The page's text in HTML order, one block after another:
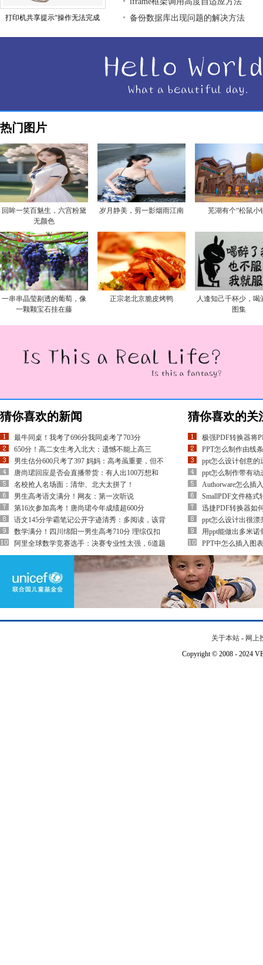
打印机共享提示“操作无法完成
备份数据库出现问题的解决方法
热门图片
回眸一笑百魅生，六宫粉黛
无颜色
岁月静美，剪一影烟雨江南 芜湖有个“松鼠小
一串串晶莹剔透的葡萄，像
一颗颗宝石挂在藤
正宗老北京脆皮烤鸭
人逢知己千杯少，喝
图集
猜你喜欢的新闻
最牛同桌！我考了696分我同桌考了703分
650分！高二女生考入北大：遗憾不能上高三
男生估分600只考了397 妈妈：高考虽重要，但不
唐尚珺回应是否会直播带货：有人出100万想和
名校抢人名场面：清华、北大太拼了！
男生高考语文满分！网友：第一次听说
第16次参加高考！唐尚珺今年成绩超600分
语文145分学霸笔记公开字迹清秀：多阅读，该背
数学满分！四川绵阳一男生高考710分 理综仅扣
阿里全球数学竞赛选手：决赛专业性太强，6道题
猜你喜欢的关
极强PDF转换器将
PPT怎么制作由线
ppt怎么设计创意的
ppt怎么制作带有动
Authorware怎么插
SmallPDF文件格
迅捷PDF转换器如
ppt怎么设计出很漂
用ppt能做出多米诺
PPT中怎么插入图
关于本站 - 网上
Copyright © 2008 - 2024